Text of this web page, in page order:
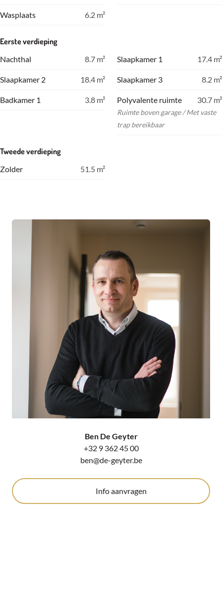
Wasplaats 6.2 m²
Eerste verdieping
Nachthal 8.7 m² Slaapkamer 1 17.4 m²
Slaapkamer 2 18.4 m² Slaapkamer 3 8.2 m²
Badkamer 1 3.8 m² Polyvalente ruimte 30.7 m²
Ruimte boven garage / Met vaste
trap bereikbaar
Tweede verdieping
Zolder 51.5 m²
Ben De Geyter
+32 9 362 45 00
ben@de-geyter.be
Info aanvragen